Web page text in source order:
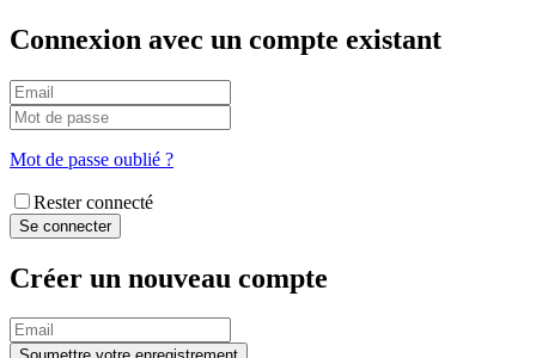
Connexion avec un compte existant
Mot de passe oublié ?
Rester connecté
Créer un nouveau compte